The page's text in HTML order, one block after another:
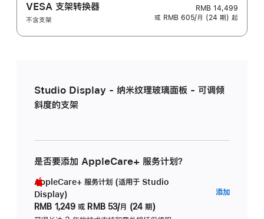
VESA 支架转换器
不含支架
RMB 14,499
或 RMB 605/月 (24 期) 起
Studio Display - 纳米纹理玻璃面板 - 可调倾
斜度的支架
是否要添加 AppleCare+ 服务计划？
AppleCare+ 服务计划 (适用于 Studio
Display)
RMB 1,249 或 RMB 53/月 (24 期)
添加